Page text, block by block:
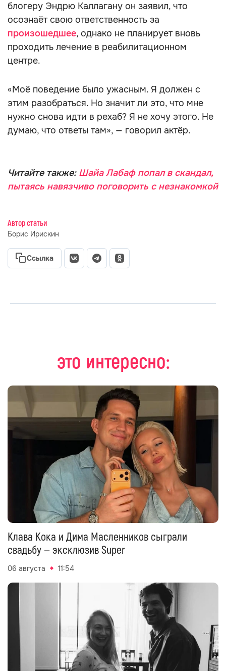
блогеру Эндрю Каллагану он заявил, что
осознаёт свою ответственность за
произошедшее, однако не планирует вновь
проходить лечение в реабилитационном
центре.
«Моё поведение было ужасным. Я должен с
этим разобраться. Но значит ли это, что мне
нужно снова идти в рехаб? Я не хочу этого. Не
думаю, что ответы там», — говорил актёр.
Читайте также: Шайа Лабаф попал в скандал,
пытаясь навязчиво поговорить с незнакомкой
Автор статьи
Борис Ирискин
Ссылка
это интересно:
Клава Кока и Дима Масленников сыграли
свадьбу — эксклюзив Super
06 августа 11:54